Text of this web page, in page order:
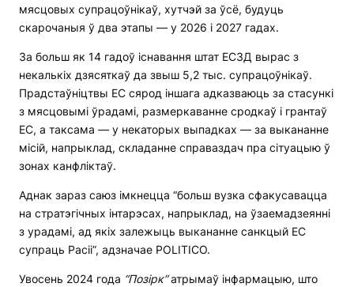
мясцовых супрацоўнікаў, хутчэй за ўсё, будуць
скарочаныя ў два этапы — у 2026 і 2027 гадах.
За больш як 14 гадоў існавання штат ЕСЗД вырас з
некалькіх дзясяткаў да звыш 5,2 тыс. супрацоўнікаў.
Прадстаўніцтвы ЕС сярод іншага адказваюць за стасункі
з мясцовымі ўрадамі, размеркаванне сродкаў і грантаў
ЕС, а таксама — у некаторых выпадках — за выкананне
місій, напрыклад, складанне справаздач пра сітуацыю ў
зонах канфліктаў.
Аднак зараз саюз імкнецца “больш вузка сфакусавацца
на стратэгічных інтарэсах, напрыклад, на ўзаемадзеянні
з урадамі, ад якіх залежыць выкананне санкцый ЕС
супраць Расіі”, адзначае POLITICO.
Увосень 2024 года “Позірк”атрымаў інфармацыю, што